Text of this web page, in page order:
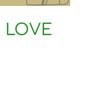
LOVE